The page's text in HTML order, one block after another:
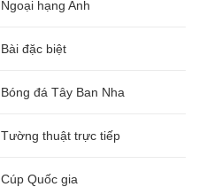
Ngoại hạng Anh
Bài đặc biệt
Bóng đá Tây Ban Nha
Tường thuật trực tiếp
Cúp Quốc gia